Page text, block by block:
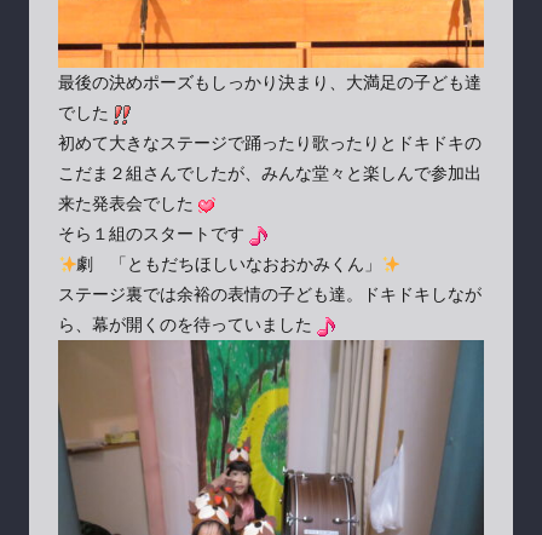
最後の決めポーズもしっかり決まり、大満足の子ども達
でした
初めて大きなステージで踊ったり歌ったりとドキドキの
こだま２組さんでしたが、みんな堂々と楽しんで参加出
来た発表会でした
そら１組のスタートです
劇 「ともだちほしいなおおかみくん」
ステージ裏では余裕の表情の子ども達。ドキドキしなが
ら、幕が開くのを待っていました